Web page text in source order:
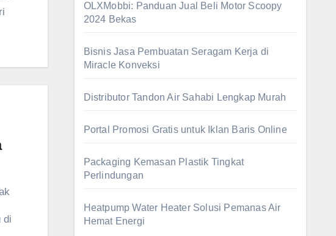
di
OLXMobbi: Panduan Jual Beli Motor Scoopy
2024 Bekas
Bisnis Jasa Pembuatan Seragam Kerja di
Miracle Konveksi
Distributor Tandon Air Sahabi Lengkap Murah
Portal Promosi Gratis untuk Iklan Baris Online
Packaging Kemasan Plastik Tingkat
Perlindungan
Heatpump Water Heater Solusi Pemanas Air
Hemat Energi